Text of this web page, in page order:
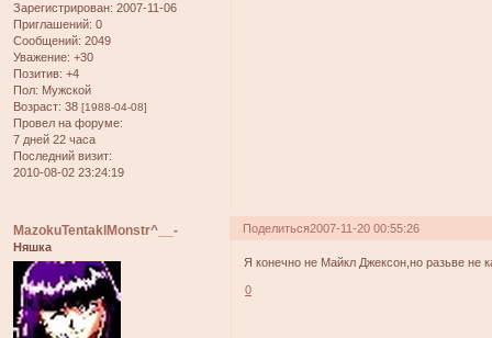
Зарегистрирован: 2007-11-06
Приглашений: 0
Сообщений: 2049
Уважение: +30
Позитив: +4
Пол: Мужской
Возраст: 38 [1988-04-08]
Провел на форуме:
7 дней 22 часа
Последний визит:
2010-08-02 23:24:19
Поделиться2007-11-20 00:55:26
MazokuTentaklMonstr^__-
Няшка
Я конечно не Майкл Джексон,но разьве не
0